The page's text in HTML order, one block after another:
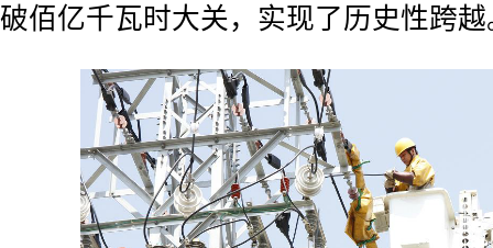
破佰亿千瓦时大关，实现了历史性跨越